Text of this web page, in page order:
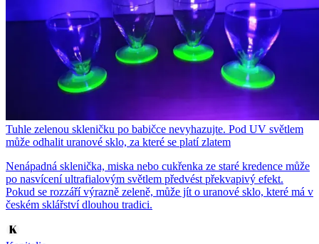
Tuhle zelenou skleničku po babičce nevyhazujte. Pod UV světlem
může odhalit uranové sklo, za které se platí zlatem
Nenápadná sklenička, miska nebo cukřenka ze staré kredence může
po nasvícení ultrafialovým světlem předvést překvapivý efekt.
Pokud se rozzáří výrazně zeleně, může jít o uranové sklo, které má v
českém sklářství dlouhou tradici.